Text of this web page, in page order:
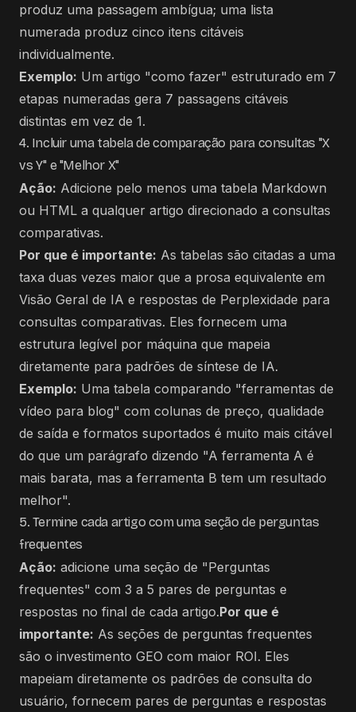
produz uma passagem ambígua; uma lista
numerada produz cinco itens citáveis ​​
individualmente.
Exemplo: Um artigo "como fazer" estruturado em 7
etapas numeradas gera 7 passagens citáveis
distintas em vez de 1.
4. Incluir uma tabela de comparação para consultas "X
vs Y" e "Melhor X"
Ação: Adicione pelo menos uma tabela Markdown
ou HTML a qualquer artigo direcionado a consultas
comparativas.
Por que é importante: As tabelas são citadas a uma
taxa duas vezes maior que a prosa equivalente em
Visão Geral de IA e respostas de Perplexidade para
consultas comparativas. Eles fornecem uma
estrutura legível por máquina que mapeia
diretamente para padrões de síntese de IA.
Exemplo: Uma tabela comparando "ferramentas de
vídeo para blog" com colunas de preço, qualidade
de saída e formatos suportados é muito mais citável
do que um parágrafo dizendo "A ferramenta A é
mais barata, mas a ferramenta B tem um resultado
melhor".
5. Termine cada artigo com uma seção de perguntas
frequentes
Ação: adicione uma seção de "Perguntas
frequentes" com 3 a 5 pares de perguntas e
respostas no final de cada artigo.Por que é
importante: As seções de perguntas frequentes
são o investimento GEO com maior ROI. Eles
mapeiam diretamente os padrões de consulta do
usuário, fornecem pares de perguntas e respostas